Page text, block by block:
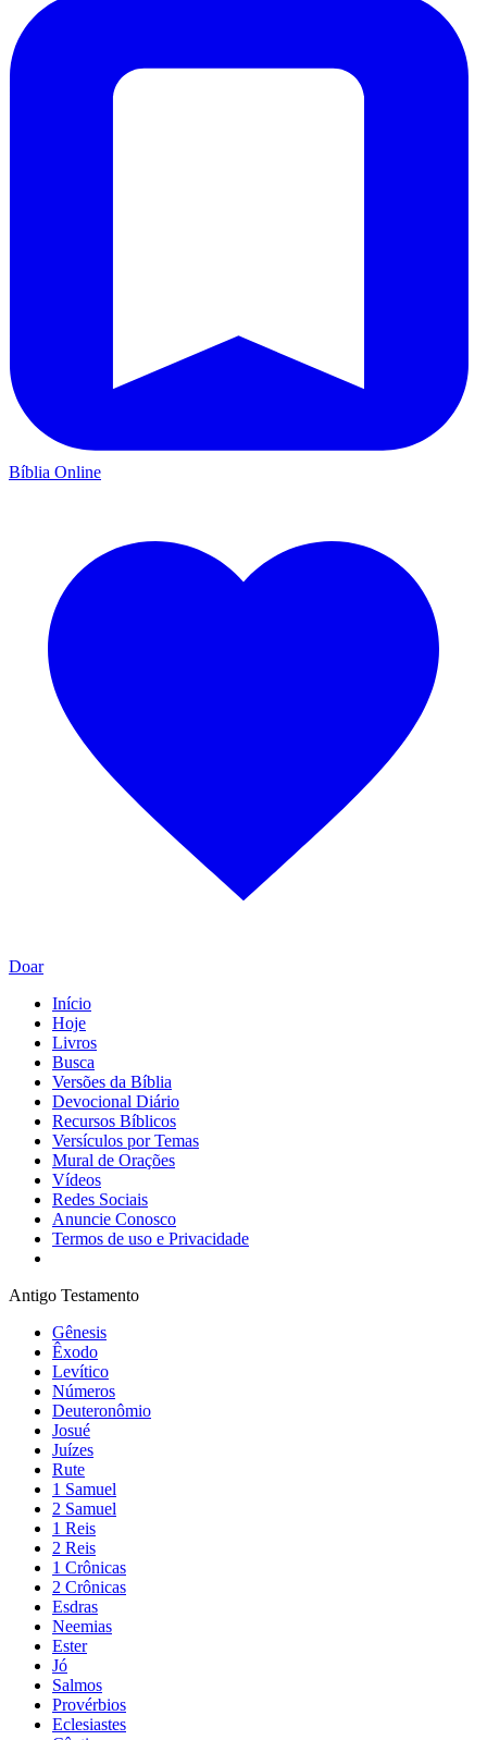
Bíblia Online
Doar
Início
Hoje
Livros
Busca
Versões da Bíblia
Devocional Diário
Recursos Bíblicos
Versículos por Temas
Mural de Orações
Vídeos
Redes Sociais
Anuncie Conosco
Termos de uso e Privacidade
Antigo Testamento
Gênesis
Êxodo
Levítico
Números
Deuteronômio
Josué
Juízes
Rute
1 Samuel
2 Samuel
1 Reis
2 Reis
1 Crônicas
2 Crônicas
Esdras
Neemias
Ester
Jó
Salmos
Provérbios
Eclesiastes